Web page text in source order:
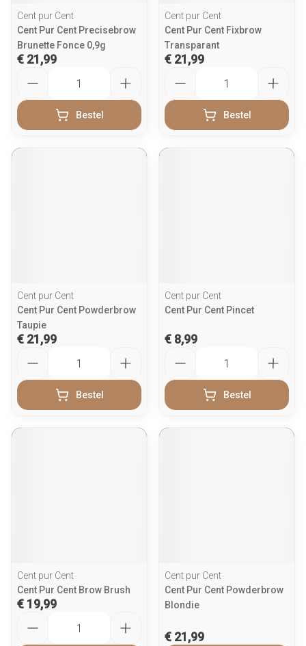
Cent pur Cent
Cent Pur Cent Precisebrow
Brunette Fonce 0,9g
€ 21,99
Bestel
Cent pur Cent
Cent Pur Cent Fixbrow
Transparant
€ 21,99
Bestel
Cent pur Cent
Cent Pur Cent Powderbrow
Taupie
€ 21,99
Bestel
Cent pur Cent
Cent Pur Cent Pincet
€ 8,99
Bestel
Cent pur Cent
Cent Pur Cent Brow Brush
€ 19,99
Cent pur Cent
Cent Pur Cent Powderbrow
Blondie
€ 21,99